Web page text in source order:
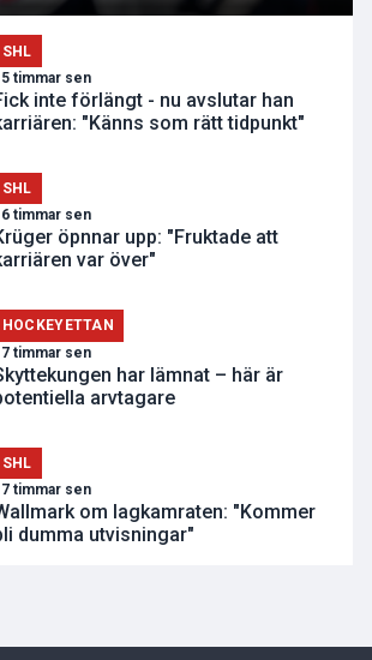
SHL
timmar sen
inte förlängt - nu avslutar han
"Känns som rätt tidpunkt"
SHL
timmar sen
öpnnar upp: "Fruktade att
var över"
HOCKEYETTAN
timmar sen
har lämnat – här är
arvtagare
SHL
timmar sen
om lagkamraten: "Kommer
dumma utvisningar"